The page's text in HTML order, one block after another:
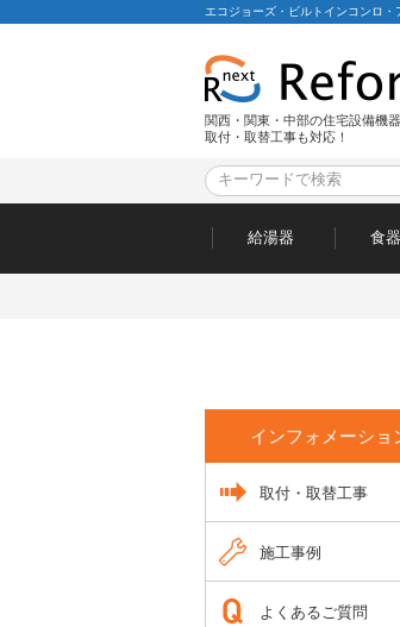
エコジョーズ・ビルトインコンロ
関西・関東・中部の住宅設備機
取付・取替工事も対応！
給湯器 食
インフォメーショ
取付・取替工事
施工事例
よくあるご質問